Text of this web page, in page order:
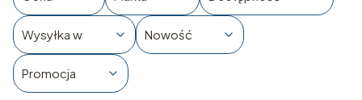
Wysyłka w Nowość
Promocja